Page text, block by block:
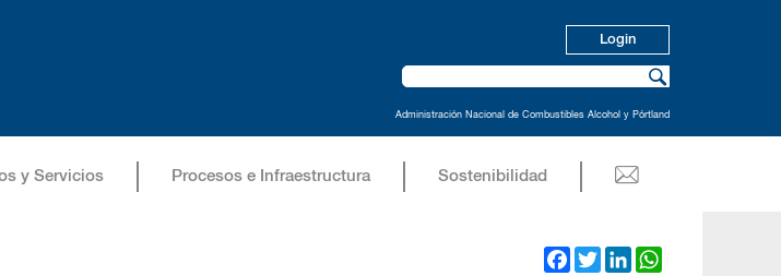
Administración Nacional de Combustibles Alcohol y Pórtland
Login
y Servicios Procesos e Infraestructura Sostenibilidad
Facebook
TwitterLinkedIn